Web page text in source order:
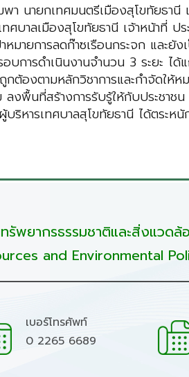
นายกเทศมนตรีเมืองสุโขทัยธานี
าลเมืองสุโขทัยธานี เจ้าหน้าที่ ป
มายการลดก๊าซเรือนกระจก และ
การดำเนินงานจำนวน 3 ระยะ
กต้องตามหลักวิชาการและกำจัด
พื้นที่สร้างการรับรู้ให้กับประชาช
หารเทศบาลสุโขทัยธานี ได้ตระ
รัพยากรธรรมชาติและสิ่งแวดล้
and Environmental
เบอร์โทรศัพท์
0 2265 6689